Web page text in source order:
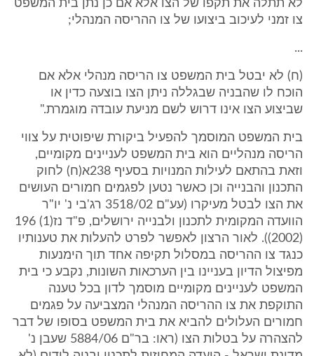
לא תתלה את תקפו של הצו אלא אם כן נתן בית המשפט
צו זמני לעיכוב ביצועו של צו ההריסה המנהלי;
...
(ח) לא יבטל בית המשפט צו הריסה מנהלי אלא אם
הוכח לו שהבניה שבגללה ניתן הצו בוצעה כדין או
שביצוע הצו אינו דרוש לשם מניעת עובדה מוגמרת."
בית המשפט המוסמך להפעיל ביקורת שיפוטית על צווי
הריסה מנהליים הוא בית המשפט לעניינים מקומיים,
וזאת בהתאם לעילות המנויות בסעיף 238א(ח) לחוק
התכנון והבנייה וכן כאשר נטען לפגמים חמורים העושים
את הצו לבטל מעיקרו (עע"ם 3518/02 רג'בי נ' יו"ר
הוועדה המקומית לתכנון ולבנייה ירושלים, פ"ד נז(1) 196
(2002)). לאור הרצון לאפשר לפרט להעלות את טענותיו
כנגד צו ההריסה במסלול תקיפה אחד תוך הימנעות
מפיצול הדיון בעניינו בין הערכאות השונות, נקבע כי בית
המשפט לעניינים מקומיים מוסמך לדון בכל טענה
התוקפת את צו ההריסה המנהלי המצביעה על פגמים
חמורים העלולים להביא את בית המשפט בסופו של דבר
להצהרה על בטלות הצו (ראו: בר"ם 5884/06 שעבן נ'